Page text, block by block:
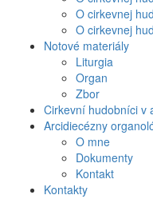
O cirkevnej
O cirkevnej
Notové materiály
Liturgia
Organ
Zbor
Cirkevní hudobníci v
Arcidiecézny
O mne
Dokumenty
Kontakt
Kontakty